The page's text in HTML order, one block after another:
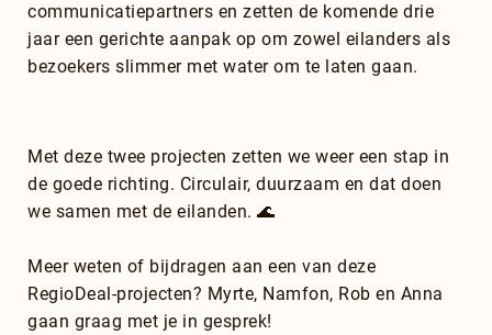
communicatiepartners en zetten de komende drie
jaar een gerichte aanpak op om zowel eilanders als
bezoekers slimmer met water om te laten gaan.
Met deze twee projecten zetten we weer een stap in
de goede richting. Circulair, duurzaam en dat doen
we samen met de eilanden. 🌊
Meer weten of bijdragen aan een van deze
RegioDeal-projecten? Myrte, Namfon, Rob en Anna
gaan graag met je in gesprek!